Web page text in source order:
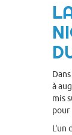
à
mis
pour
L'un